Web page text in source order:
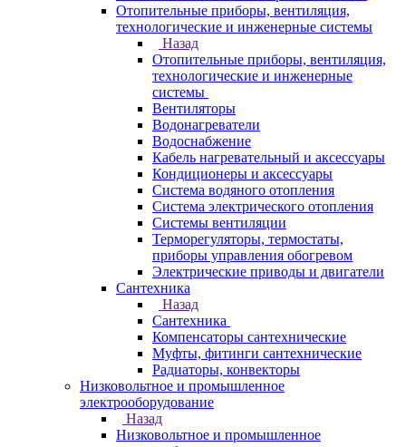
Отопительные приборы, вентиляция,
технологические и инженерные системы
Назад
Отопительные приборы, вентиляция,
технологические и инженерные
системы
Вентиляторы
Водонагреватели
Водоснабжение
Кабель нагревательный и аксессуары
Кондиционеры и аксессуары
Система водяного отопления
Система электрического отопления
Системы вентиляции
Терморегуляторы, термостаты,
приборы управления обогревом
Электрические приводы и двигатели
Сантехника
Назад
Сантехника
Компенсаторы сантехнические
Муфты, фитинги сантехнические
Радиаторы, конвекторы
Низковольтное и промышленное
электрооборудование
Назад
Низковольтное и промышленное